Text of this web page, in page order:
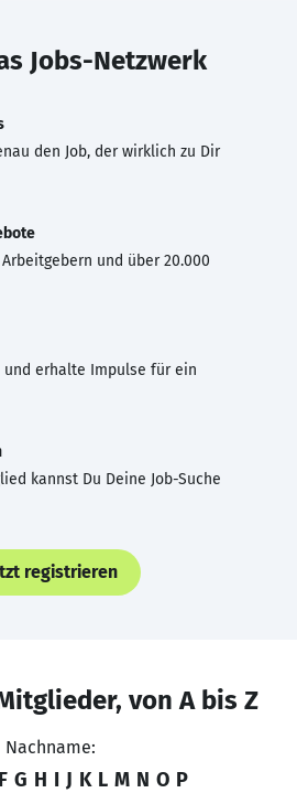
Jobs-Netzwerk
den Job, der wirklich zu Dir
und über 20.000
und erhalte Impulse für ein
kannst Du Deine Job-Suche
registrieren
von A bis Z
Nachname:
F G H I J K L M N O P